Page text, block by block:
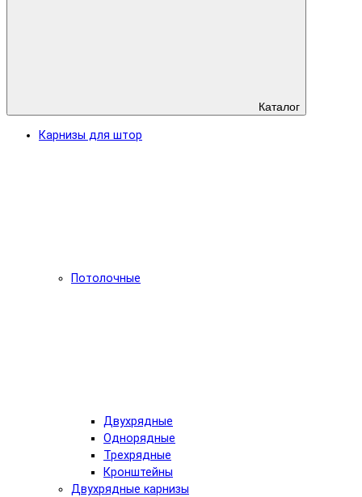
Каталог
Карнизы для штор
Потолочные
Двухрядные
Однорядные
Трехрядные
Кронштейны
Двухрядные карнизы